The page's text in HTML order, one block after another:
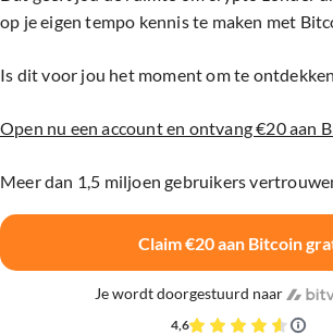
op je eigen tempo kennis te maken met
Is dit voor jou het moment om te
Open nu een account en ontvang €20 aan
Meer dan 1,5 miljoen gebruikers
Claim €20 aan Bitcoin
Je wordt doorgestuurd naar
4,6